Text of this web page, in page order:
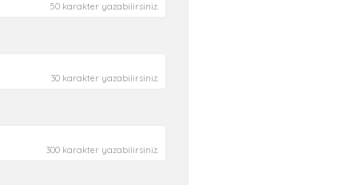
50 karakter yazabilirsiniz.
30 karakter yazabilirsiniz.
300 karakter yazabilirsiniz.